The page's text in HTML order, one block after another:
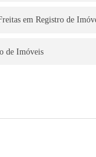
em Registro de
de Imóveis